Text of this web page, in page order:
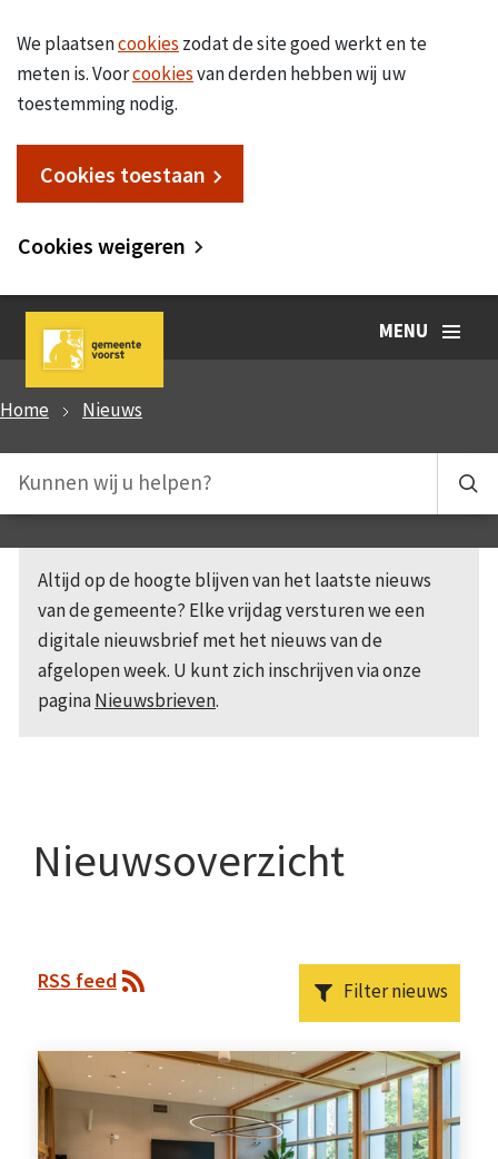
We plaatsencookies zodat de site goed werkt en te
meten is. Voorcookiesvan derden hebben wij uw
toestemming nodig.
Cookies toestaan
Cookies weigeren
MENU
Home Nieuws
Altijd op de hoogte blijven van het laatste nieuws
van de gemeente? Elke vrijdag versturen we een
digitale nieuwsbrief met het nieuws van de
afgelopen week. U kunt zich inschrijven via onze
paginaNieuwsbrieven.
Nieuwsoverzicht
RSS feed Filter nieuws